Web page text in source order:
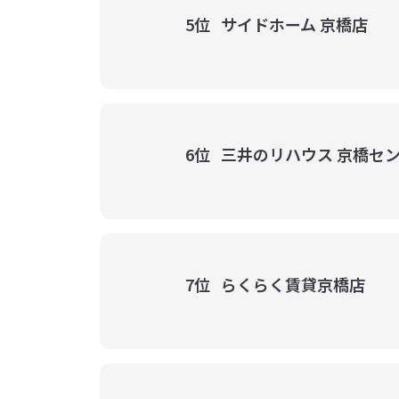
5位 サイドホーム 京橋店
6位 三井のリハウス 京橋セ
7位 らくらく賃貸京橋店